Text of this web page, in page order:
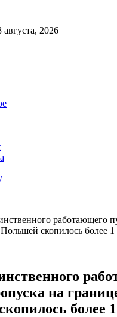
2026
работающего
скопилось более
на
более